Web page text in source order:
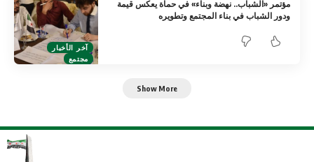
آخر الأخبار
مجتمع
مؤتمر «الشباب.. نهضة وبناء» في حماة يعكس قيمة
ودور الشباب في بناء المجتمع وتطويره
Show More